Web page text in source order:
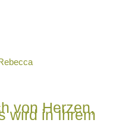
von Herzen,
wird in Ihrem